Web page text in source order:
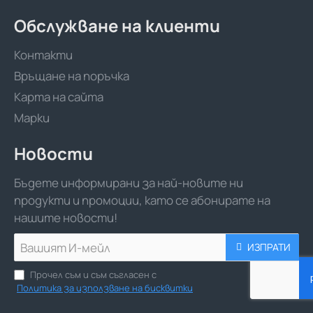
Обслужване на клиенти
Контакти
Връщане на поръчка
Карта на сайта
Марки
Новости
Бъдете информирани за най-новите ни
продукти и промоции, като се абонирате на
нашите новости!
И-
мейл
ИЗПРАТИ
Прочел съм и съм съгласен с
Политика за използване на бисквитки